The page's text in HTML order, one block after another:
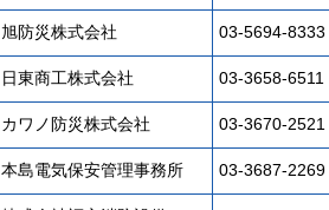
旭防災株式会社 03-5694-8333
日東商工株式会社 03-3658-6511
カワノ防災株式会社 03-3670-2521
本島電気保安管理事務所 03-3687-2269